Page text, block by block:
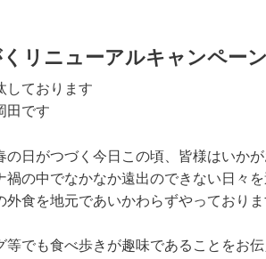
リニューアルキャンペー
しております
田です
の日がつづく今日この頃、皆様はいかが
禍の中でなかなか遠出のできない日々を
外食を地元であいかわらずやっており
等でも食べ歩きが趣味であることをお